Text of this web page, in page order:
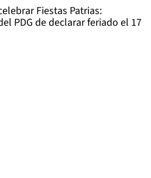
Fiestas Patrias:
PDG de declarar feriado el 17